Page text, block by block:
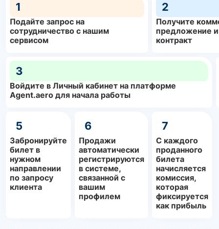
1
Подайте запрос на
сотрудничество с нашим
сервисом
2
Получите
предложение
контракт
3
Войдите в Личный кабинет на платформе
Agent.aero для начала работы
5
Забронируйте
билет в
нужном
направлении
по запросу
клиента
6
Продажи
автоматически
регистрируются
в системе,
связанной с
вашим
профилем
7
С каждого
проданного
билета
начисляется
комиссия,
которая
фиксируется
как прибыль